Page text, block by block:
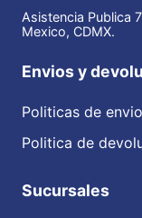
Asistencia Publica
Mexico, CDMX.
Envios y
Politicas de
Politica de
Sucursales